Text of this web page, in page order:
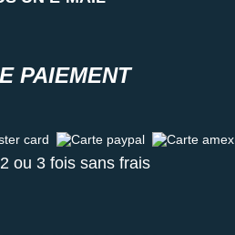
PAIEMENT
card Carte paypal Carte amex
ou 3 fois sans frais